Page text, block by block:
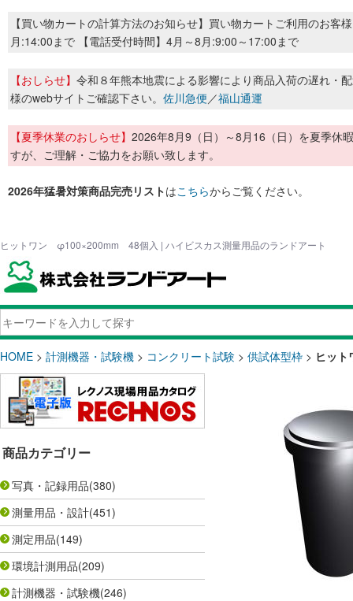
【買い物カートの計算方法のお知らせ】買い物カートご利用のお客
月:14:00まで 【電話受付時間】4月～8月:9:00～17:00まで
【おしらせ】 令和８年熊本地震による影響により商品入荷の遅れ・
様のwebサイトご確認下さい。 佐川急便／福山通運
【夏季休業のおしらせ】 2026年8月9（日）～8月16（日）を夏季休
すが、ご理解・ご協力をお願い致します。
2026年猛暑対策商品完売リストはこちらからご覧ください。
ヒットワン φ100×200mm 48個入 | ハイビスカス測量用品のランドアート
HOME > 計測機器・試験機 > コンクリート試験 > 供試体型枠 > ヒッ
商品カテゴリー
写真・記録用品(380)
測量用品・設計(451)
測定用品(149)
環境計測用品(209)
計測機器・試験機(246)